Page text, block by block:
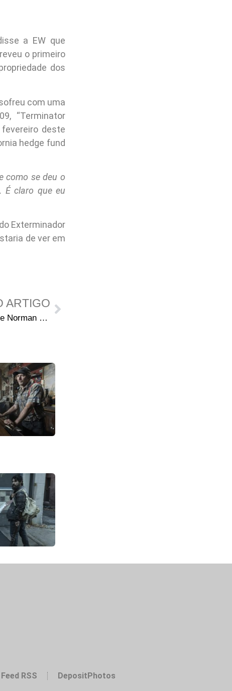
a EW que
o primeiro
dos
com uma
“Terminator
deste
hedge fund
como se deu o
É claro que eu
Exterminador
de ver em
ARTIGO
Photoshoot Black & White de Norman Reedus
Feed RSS DepositPhotos